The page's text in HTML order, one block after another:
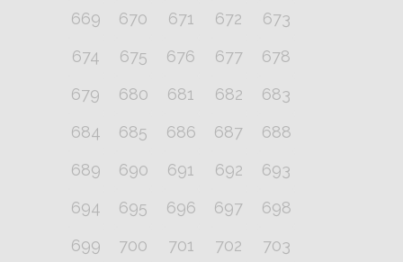
669
670 671 672
673
674
675 676 677
678
679
680 681 682
683
684
685 686 687
688
689
690 691 692
693
694
695 696 697
698
699
700 701 702
703